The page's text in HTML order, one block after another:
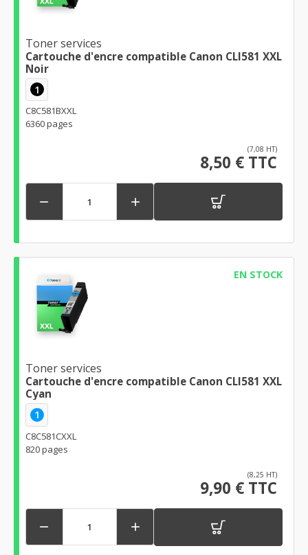
Toner services
Cartouche d'encre compatible Canon CLI581 XXL
Noir
1
C8C581BXXL
6360 pages
(7,08 HT)
8,50 € TTC
 
EN STOCK
Toner services
Cartouche d'encre compatible Canon CLI581 XXL
Cyan
1
C8C581CXXL
820 pages
(8,25 HT)
9,90 € TTC
 